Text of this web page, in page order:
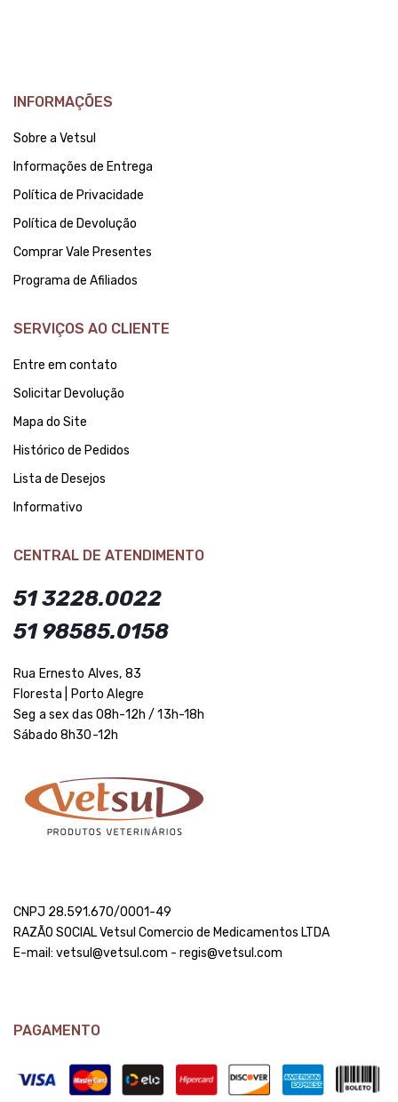
INFORMAÇÕES
Sobre a Vetsul
Informações de Entrega
Política de Privacidade
Política de Devolução
Comprar Vale Presentes
Programa de Afiliados
SERVIÇOS AO CLIENTE
Entre em contato
Solicitar Devolução
Mapa do Site
Histórico de Pedidos
Lista de Desejos
Informativo
CENTRAL DE ATENDIMENTO
51 3228.0022
51 98585.0158
Rua Ernesto Alves, 83
Floresta | Porto Alegre
Seg a sex das 08h-12h / 13h-18h
Sábado 8h30-12h
CNPJ 28.591.670/0001-49
RAZÃO SOCIAL Vetsul Comercio de Medicamentos LTDA
E-mail: vetsul@vetsul.com - regis@vetsul.com
PAGAMENTO